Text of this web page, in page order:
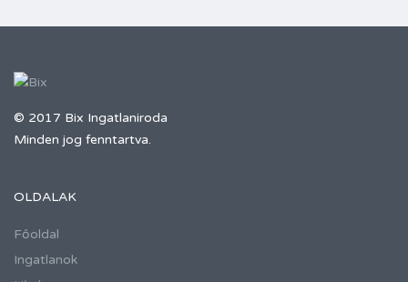
© 2017 Bix Ingatlaniroda
Minden jog fenntartva.
OLDALAK
Főoldal
Ingatlanok